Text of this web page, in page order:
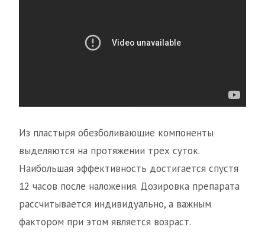
Из пластыря обезболивающие компоненты
выделяются на протяжении трех суток.
Наибольшая эффективность достигается спустя
12 часов после наложения. Дозировка препарата
рассчитывается индивидуально, а важным
фактором при этом является возраст.